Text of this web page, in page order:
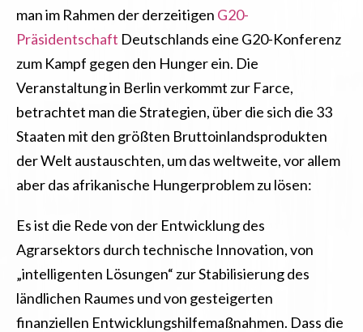
man im Rahmen der derzeitigen G20-
Präsidentschaft Deutschlands eine G20-Konferenz
zum Kampf gegen den Hunger ein. Die
Veranstaltung in Berlin verkommt zur Farce,
betrachtet man die Strategien, über die sich die 33
Staaten mit den größten Bruttoinlandsprodukten
der Welt austauschten, um das weltweite, vor allem
aber das afrikanische Hungerproblem zu lösen:
Es ist die Rede von der Entwicklung des
Agrarsektors durch technische Innovation, von
„intelligenten Lösungen“ zur Stabilisierung des
ländlichen Raumes und von gesteigerten
finanziellen Entwicklungshilfemaßnahmen. Dass die